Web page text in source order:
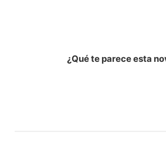
¿Qué te parece esta